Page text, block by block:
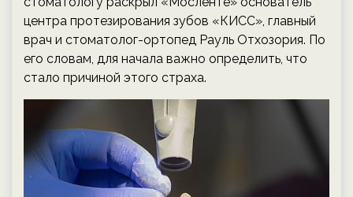
центра протезирования зубов «КИСС», главный
врач и стоматолог-ортопед Рауль Отхозория. По
его словам, для начала важно определить, что
стало причиной этого страха.